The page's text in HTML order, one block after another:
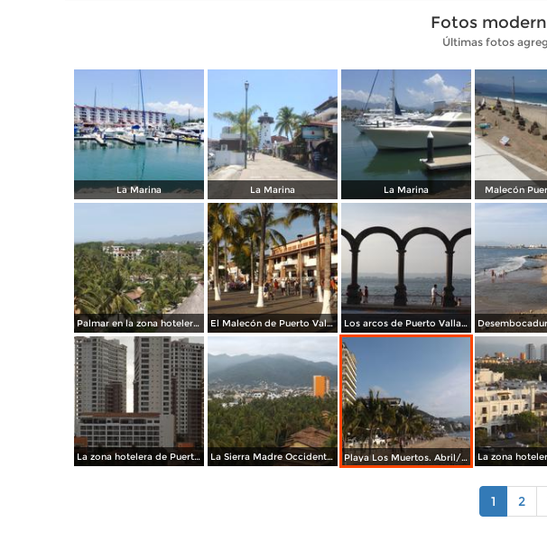
Fotos
Últimas fotos
La Marina La Marina La Marina Malecón
Palmar en la zona hotelera. Abril/2015 El Malecón de Puerto Vallarta. Abril/2015 Los arcos de Puerto Vallarta. Abril/2015
La zona hotelera de Puerto Vallarta. Abril/2015 La Sierra Madre Occidental desde la zona hotelera. Abril/2015 Playa Los Muertos. Abril/2015
1 2